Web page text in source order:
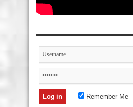
Remember Me